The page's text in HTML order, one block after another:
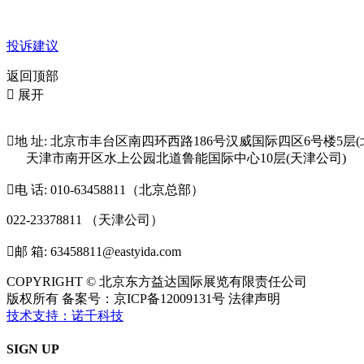
投诉建议
返回顶部
 展开
地 址: 北京市丰台区南四环西路186号汉威国际四区6号楼5层(
天津市南开区水上公园北道鲁能国际中心10层(天津公司)
电 话: 010-63458811（北京总部）
022-23378811 （天津公司）
邮 箱: 63458811@eastyida.com
COPYRIGHT © 北京东方益达国际展览有限责任公司
版权所有 备案号：京ICP备12009131号 法律声明
技术支持：诺千科技
SIGN UP